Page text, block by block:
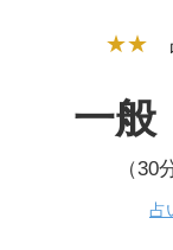
★★
一
（30
占